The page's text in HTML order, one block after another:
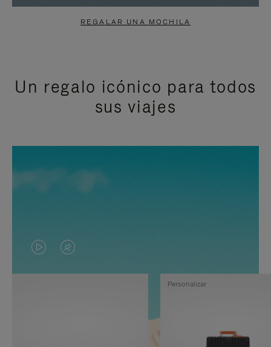
REGALAR UNA MOCHILA
Un regalo icónico para todos
sus viajes
EL
VÍDEO
EL
SONIDO
Personalizar